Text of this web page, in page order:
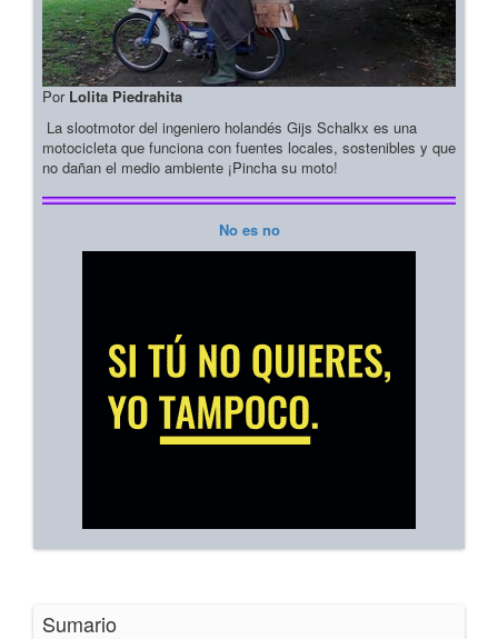
Por Lolita Piedrahita
La slootmotor del ingeniero holandés Gijs Schalkx es una
motocicleta que funciona con fuentes locales, sostenibles y que
no dañan el medio ambiente ¡Pincha su moto!
No es no
Sumario